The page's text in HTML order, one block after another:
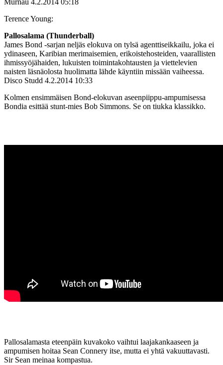
Murnau 4.2.2014 05:18
Terence Young:
Pallosalama (Thunderball)
James Bond ‑sarjan neljäs elokuva on tylsä agenttiseikkailu, joka ei
ydinaseen, Karibian merimaisemien, erikoistehosteiden, vaarallisten
ihmissyöjähaiden, lukuisten toimintakohtausten ja viettelevien
naisten läsnäolosta huolimatta lähde käyntiin missään vaiheessa.
Disco Studd 4.2.2014 10:33
Kolmen ensimmäisen Bond-elokuvan aseenpiippu-ampumisessa
Bondia esittää stunt-mies Bob Simmons. Se on tiukka klassikko.
Pallosalamasta eteenpäin kuvakoko vaihtui laajakankaaseen ja
ampumisen hoitaa Sean Connery itse, mutta ei yhtä vakuuttavasti.
Sir Sean meinaa kompastua.